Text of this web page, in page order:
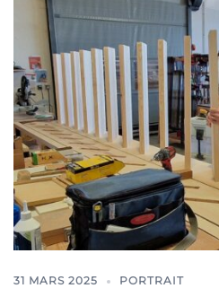
31 MARS 2025 PORTRAIT